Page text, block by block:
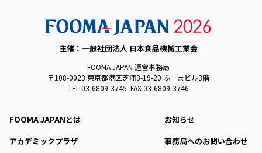
主催：一般社団法人 日本食品機械工業会
FOOMA JAPAN 運営事務局
〒108-0023 東京都港区芝浦3-19-20 ふーまビル3階
TEL 03-6809-3745 FAX 03-6809-3746
FOOMA JAPANとは
アカデミックプラザ
お知らせ
事務局へのお問い合わせ